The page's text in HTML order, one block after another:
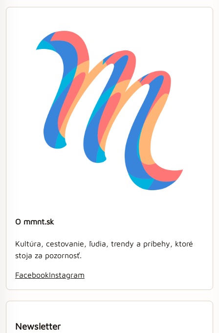
O mmnt.sk
Kultúra, cestovanie, ľudia, trendy a príbehy, ktoré
stoja za pozornosť.
FacebookInstagram
Newsletter